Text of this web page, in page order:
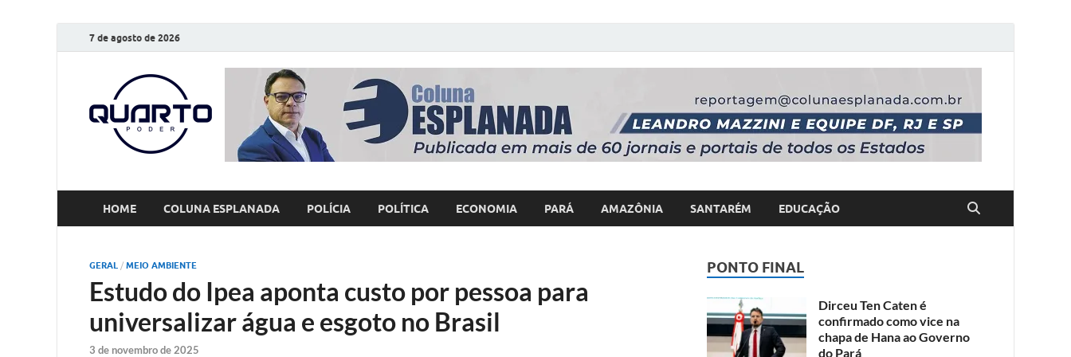
7 de agosto de 2026
O Quarto Poder
Notícias todos os dias
HOME COLUNA ESPLANADA POLÍCIA POLÍTICA ECONOMIA PARÁ AMAZÔNIA SANTARÉM EDUCAÇÃO
GERAL / MEIO AMBIENTE
Estudo do Ipea aponta custo por pessoa para
universalizar água e esgoto no Brasil
3 de novembro de 2025
PONTO FINAL
Dirceu Ten Caten é
confirmado como vice na
chapa de Hana ao Governo
do Pará